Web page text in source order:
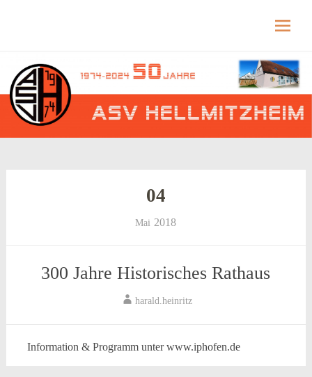
Hellmitzheim.de – fränkisches Dorf am Rande
to
content
04
Mai 2018
300 Jahre Historisches Rathaus
harald.heinritz
Information & Programm unter www.iphofen.de